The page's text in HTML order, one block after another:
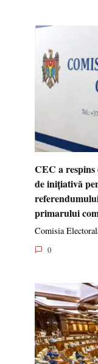
CEC a
de inițiativă
primarului
Comisia
0